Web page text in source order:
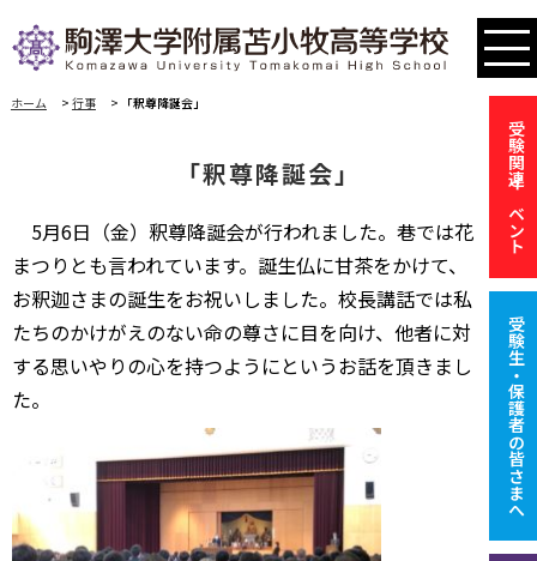
受験関連イベント
受験生・保護者の皆さまへ
ホーム > 行事 > 「釈尊降誕会」
「釈尊降誕会」
5月6日（金）釈尊降誕会が行われました。巷では花
まつりとも言われています。誕生仏に甘茶をかけて、
お釈迦さまの誕生をお祝いしました。校長講話では私
たちのかけがえのない命の尊さに目を向け、他者に対
する思いやりの心を持つようにというお話を頂きまし
た。